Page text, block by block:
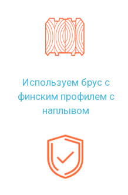
Используем брус с
финским профилем с
наплывом